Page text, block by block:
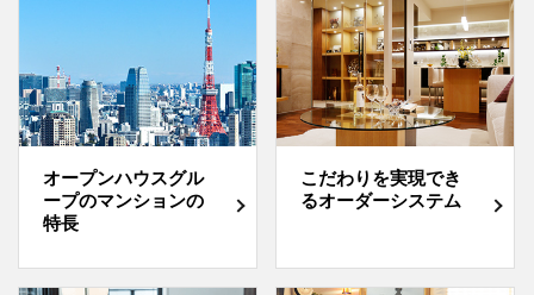
オープンハウスグル
ープのマンションの
特長
こだわりを実現でき
るオーダーシステム